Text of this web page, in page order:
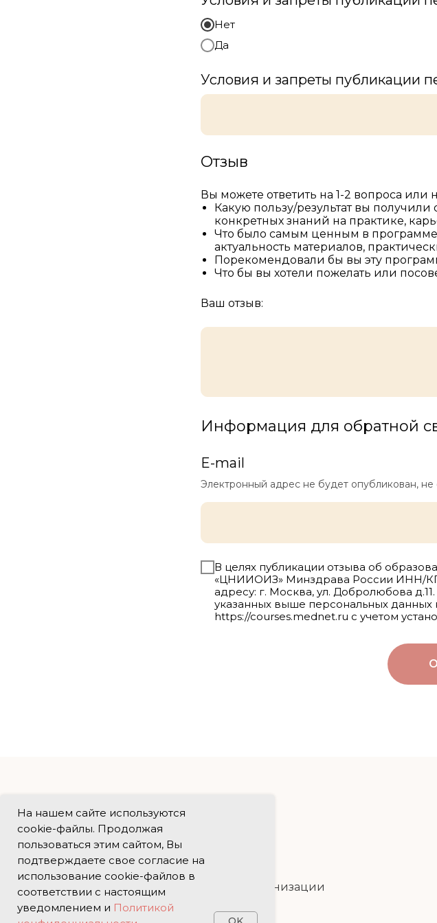
Нет
Да
Условия и запреты публикации
Отзыв
Вы можете ответить на 1-2 вопроса или
Какую пользу/результат вы
конкретных знаний на практике,
Что было самым ценным в
актуальность материалов,
Порекомендовали бы вы эту
Что бы вы хотели пожелать или
Ваш отзыв:
Информация для обратной
E-mail
Электронный адрес не будет опубликован,
В целях публикации отзыва об
«ЦНИИОИЗ» Минздрава России ИНН/
адресу: г. Москва, ул. Добролюбова
указанных выше персональных
https://courses.mednet.ru с учетом
На нашем сайте используются
cookie-файлы. Продолжая
пользоваться этим сайтом, Вы
подтверждаете свое согласие на
использование cookie-файлов в
соответствии с настоящим
уведомлением и Политикой
Сведения об образовательной организации
Аккредитация специалиста